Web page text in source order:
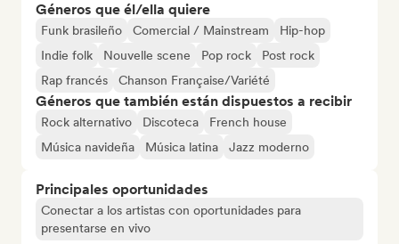
Géneros que él/ella quiere
Funk brasileño Comercial / Mainstream
Hip-hop
Indie folk
Nouvelle scene Pop rock
Post rock
Rap francés
Chanson Française/Variété
Géneros que también están dispuestos a recibir
Rock alternativo Discoteca
French house
Música navideña
Música latina Jazz moderno
Principales oportunidades
Conectar a los artistas con oportunidades para
presentarse en vivo